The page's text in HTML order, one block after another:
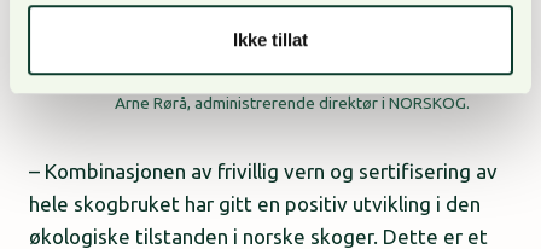
Ikke tillat
Arne Rørå, administrerende direktør i NORSKOG.
– Kombinasjonen av frivillig vern og sertifisering av
hele skogbruket har gitt en positiv utvikling i den
økologiske tilstanden i norske skoger. Dette er et